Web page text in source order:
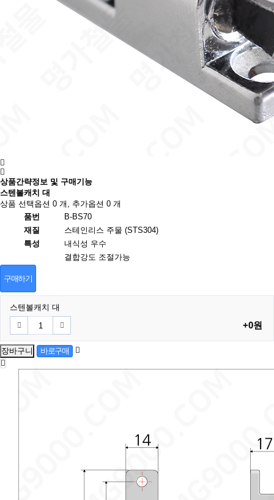
상품간략정보 및 구매기능
스텐볼캐치 대
상품 선택옵션 0 개, 추가옵션 0 개
품번
B-BS70
재질
스테인리스 주물 (STS304)
특성
내식성 우수
결합강도 조절가능
구매하기
스텐볼캐치 대
+0원